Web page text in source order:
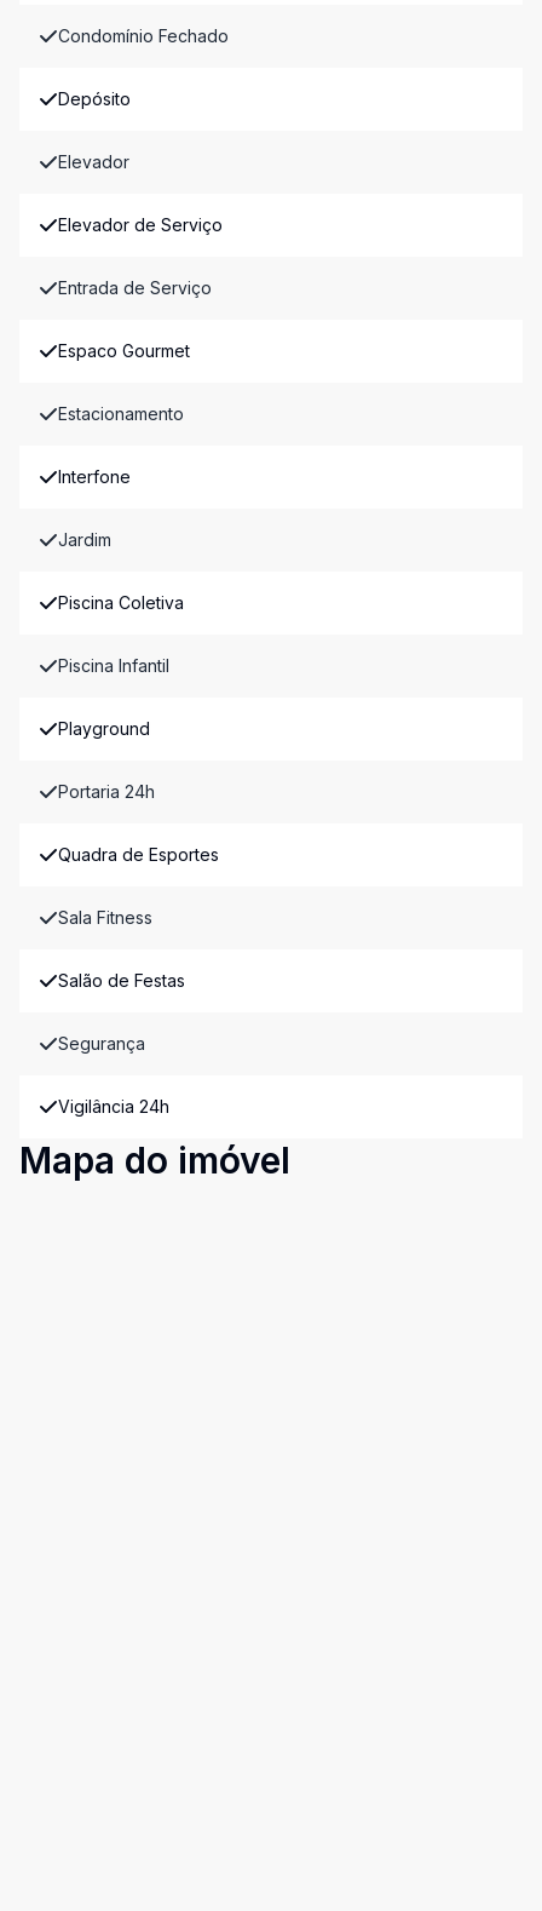
Condomínio Fechado
Depósito
Elevador
Elevador de Serviço
Entrada de Serviço
Espaco Gourmet
Estacionamento
Interfone
Jardim
Piscina Coletiva
Piscina Infantil
Playground
Portaria 24h
Quadra de Esportes
Sala Fitness
Salão de Festas
Segurança
Vigilância 24h
Mapa do imóvel